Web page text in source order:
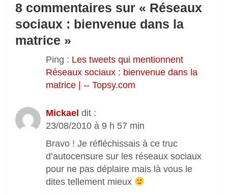
8 commentaires sur « Réseaux
sociaux : bienvenue dans la
matrice »
Ping : Les tweets qui mentionnent
Réseaux sociaux : bienvenue dans la
matrice | -- Topsy.com
Mickael dit :
23/08/2010 à 9 h 57 min
Bravo ! Je réfléchissais à ce truc
d’autocensure sur les réseaux sociaux
pour ne pas déplaire mais là vous le
dites tellement mieux